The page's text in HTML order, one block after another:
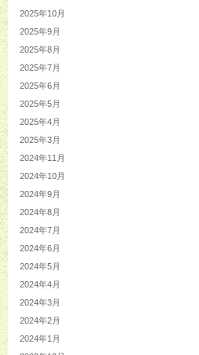
2025年10月
2025年9月
2025年8月
2025年7月
2025年6月
2025年5月
2025年4月
2025年3月
2024年11月
2024年10月
2024年9月
2024年8月
2024年7月
2024年6月
2024年5月
2024年4月
2024年3月
2024年2月
2024年1月